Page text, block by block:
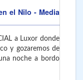
el Nilo - Media
a Luxor donde
y gozaremos de
noche a bordo